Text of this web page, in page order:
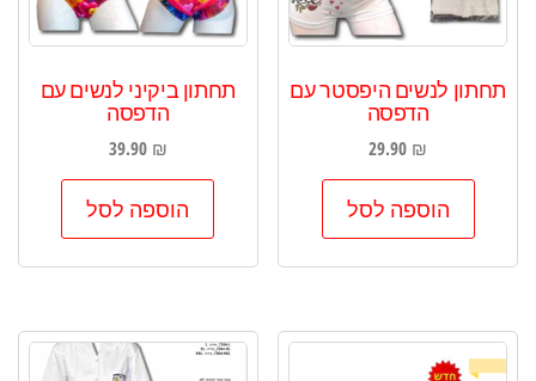
תחתון לנשים היפסטר עם
הדפסה
29.90 ₪
הוספה לסל
תחתון ביקיני לנשים עם
הדפסה
39.90 ₪
הוספה לסל